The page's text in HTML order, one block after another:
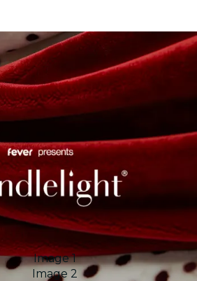
Image 1
Image 2